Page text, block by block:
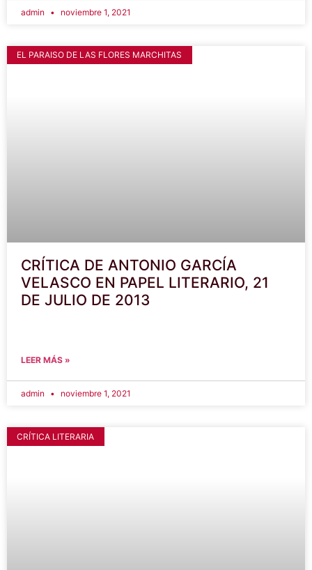
admin noviembre 1, 2021
EL PARAISO DE LAS FLORES MARCHITAS
CRÍTICA DE ANTONIO GARCÍA
VELASCO EN PAPEL LITERARIO, 21
DE JULIO DE 2013
LEER MÁS »
admin noviembre 1, 2021
CRÍTICA LITERARIA